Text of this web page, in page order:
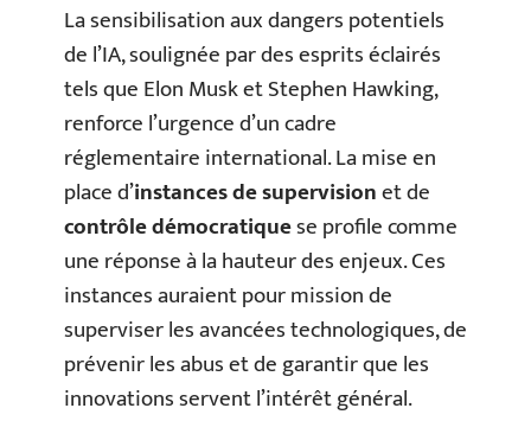
La sensibilisation aux dangers potentiels
de l’IA, soulignée par des esprits éclairés
tels que Elon Musk et Stephen Hawking,
renforce l’urgence d’un cadre
réglementaire international. La mise en
place d’instances de supervisionet de
contrôle démocratiquese profile comme
une réponse à la hauteur des enjeux. Ces
instances auraient pour mission de
superviser les avancées technologiques, de
prévenir les abus et de garantir que les
innovations servent l’intérêt général.